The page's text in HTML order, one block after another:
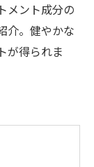
メント成分の
介。健やかな
が得られま